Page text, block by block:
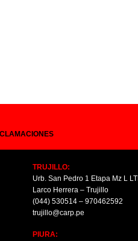
TRUJILLO:
Urb. San Pedro 1 Etapa Mz L
Larco Herrera – Trujillo
(044) 530514 – 970462592
trujillo@carp.pe
PIURA: